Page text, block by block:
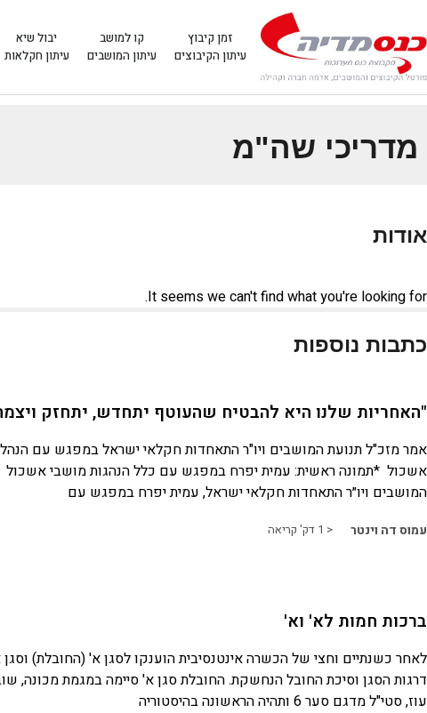
זמן קיבוץ
עיתון הקיבוצים
קו למושב
עיתון המושבים
יבול שיא
עיתון חקלאות
מדריכי שה"מ
אודות
It seems we can't find what you're looking for.
כתבות נוספות
"האחריות שלנו היא להבטיח שהעוטף יתחדש, יתחזק
אמר מזכ"ל תנועת המושבים ויו"ר התאחדות חקלאי ישראל במפגש עם
אשכול *תמונה ראשית: עמית יפרח במפגש עם כלל הנהגות מושבי אשכול
המושבים ויו״ר התאחדות חקלאי ישראל, עמית יפרח במפגש עם
עמוס דה וינטר < 1 דק' קריאה
ברכות חמות לא' וא'
לאחר כשנתיים וחצי של הכשרה אינטנסיבית הוענקו לסגן א' (החובלת)
דרגות הסגן וסיכת החובל הנחשקת. החובלת סגן א' סיימה במגמת מכונה,
עוז, סטי"ל מדגם סער 6 ותהיה הראשונה בהיסטוריה